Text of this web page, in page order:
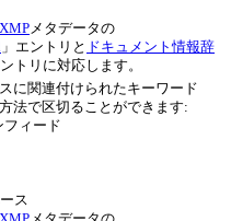
XMP メタデータの
」エントリと ドキュメント情報辞
トリに対応します。
に関連付けられたキーワード
法で区切ることができます:
フィード
ス